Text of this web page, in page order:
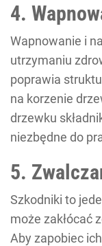
4.
Wapnowanie i
utrzymaniu
poprawia
na korzenie
drzewku
niezbędne do
5.
Szkodniki to
może zakłócać
Aby zapobiec